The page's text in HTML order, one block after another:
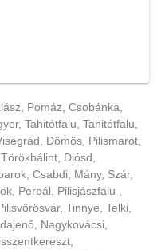
Pomáz, Csobánka,
Tahitótfalu, Tahitótfalu,
Dömös, Pilismarót,
Diósd,
Csabdi, Mány, Szár,
Perbál, Pilisjászfalu ,
Tinnye, Telki,
Nagykovácsi,